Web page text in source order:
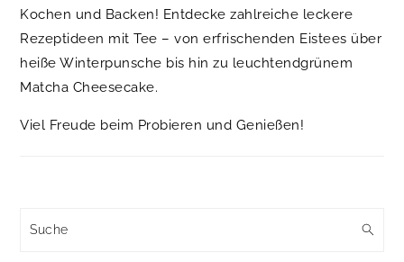
Kochen und Backen! Entdecke zahlreiche leckere
Rezeptideen mit Tee – von erfrischenden Eistees über
heiße Winterpunsche bis hin zu leuchtendgrünem
Matcha Cheesecake.
Viel Freude beim Probieren und Genießen!
Suche